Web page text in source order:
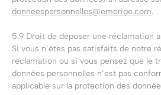
donneespersonnelles@emerige.com.
5.9 Droit de déposer une réclamation
Si vous n’êtes pas satisfaits de notre
réclamation ou si vous pensez que le
données personnelles n’est pas
applicable sur la protection des